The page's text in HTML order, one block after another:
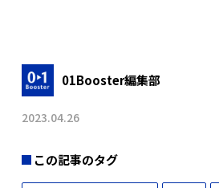
01Booster編集部
2023.04.26
この記事のタグ